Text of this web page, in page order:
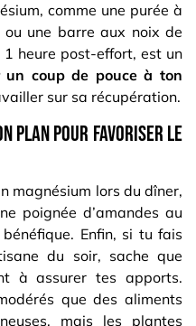
comme une purée à
une barre aux noix de
heure post-effort, est un
un coup de pouce à ton
sur sa récupération.
plan pour favoriser le
magnésium lors du dîner,
poignée d’amandes au
Enfin, si tu fais
du soir, sache que
à assurer tes apports.
que des aliments
mais les plantes